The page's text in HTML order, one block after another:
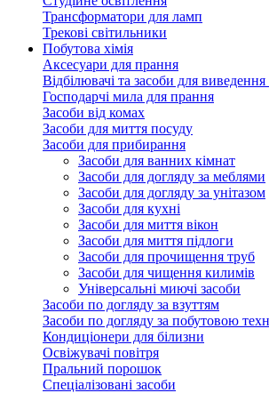
Трансформатори для ламп
Трекові світильники
Побутова хімія
Аксесуари для прання
Відбілювачі та засоби для
Господарчі мила для прання
Засоби від комах
Засоби для миття посуду
Засоби для прибирання
Засоби для ванних кімнат
Засоби для догляду за меблями
Засоби для догляду за унітазом
Засоби для кухні
Засоби для миття вікон
Засоби для миття підлоги
Засоби для прочищення труб
Засоби для чищення килимів
Універсальні миючі засоби
Засоби по догляду за взуттям
Засоби по догляду за побутовою
Кондиціонери для білизни
Освіжувачі повітря
Пральний порошок
Спеціалізовані засоби